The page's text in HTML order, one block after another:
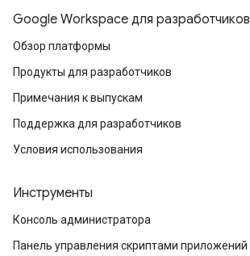
Google Workspace для разработчиков
Обзор платформы
Продукты для разработчиков
Примечания к выпускам
Поддержка для разработчиков
Условия использования
Инструменты
Консоль администратора
Панель управления скриптами приложений